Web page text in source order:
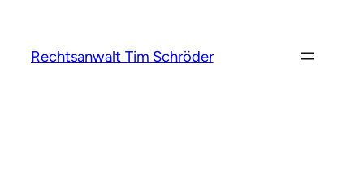
Rechtsanwalt Tim Schröder